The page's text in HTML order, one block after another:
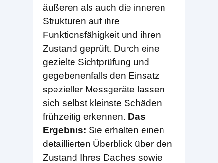
äußeren als auch die inneren
Strukturen auf ihre
Funktionsfähigkeit und ihren
Zustand geprüft. Durch eine
gezielte Sichtprüfung und
gegebenenfalls den Einsatz
spezieller Messgeräte lassen
sich selbst kleinste Schäden
frühzeitig erkennen. Das
Ergebnis: Sie erhalten einen
detaillierten Überblick über den
Zustand Ihres Daches sowie